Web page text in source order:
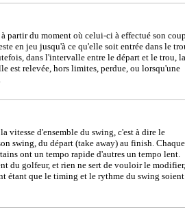
partir du moment où celui-ci à effectué son
en jeu jusqu'à ce qu'elle soit entrée dans le
dans l'intervalle entre le départ et le trou, la
est relevée, hors limites, perdue, ou lorsqu'une
vitesse d'ensemble du swing, c'est à dire le
swing, du départ (take away) au finish. Chaque
ont un tempo rapide d'autres un tempo lent.
du golfeur, et rien ne sert de vouloir le modifier,
étant que le timing et le rythme du swing soient